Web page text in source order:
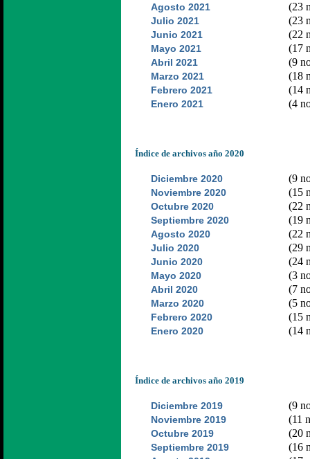
Agosto 2021 (23
Julio 2021 (23
Junio 2021 (22
Mayo 2021 (17
Abril 2021 (9
Marzo 2021 (18
Febrero 2021 (14
Enero 2021 (4
Índice de archivos año 2020
Diciembre 2020 (9
Noviembre 2020 (15
Octubre 2020 (22
Septiembre 2020 (19
Agosto 2020 (22
Julio 2020 (29
Junio 2020 (24
Mayo 2020 (3
Abril 2020 (7
Marzo 2020 (5
Febrero 2020 (15
Enero 2020 (14
Índice de archivos año 2019
Diciembre 2019 (9
Noviembre 2019 (11
Octubre 2019 (20
Septiembre 2019 (16